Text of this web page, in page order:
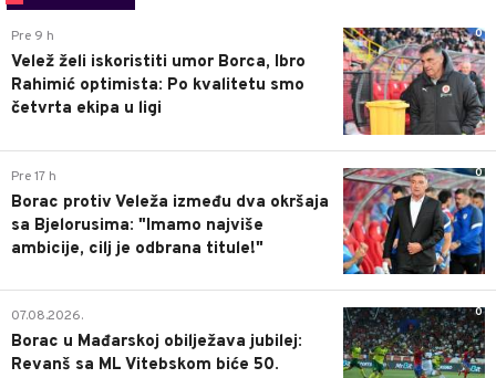
0
Pre 9 h
Velež želi iskoristiti umor Borca, Ibro
Rahimić optimista: Po kvalitetu smo
četvrta ekipa u ligi
0
Pre 17 h
Borac protiv Veleža između dva okršaja
sa Bjelorusima: "Imamo najviše
ambicije, cilj je odbrana titule!"
0
07.08.2026.
Borac u Mađarskoj obilježava jubilej:
Revanš sa ML Vitebskom biće 50.